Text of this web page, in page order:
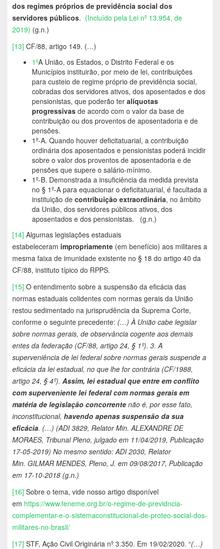
dos regimes próprios de previdência social dos
servidores públicos. (Incluído pela Lei nº 13.954, de
2019) (g.n.)
[13] CF/88, artigo 149. (…)
1ºA União, os Estados, o Distrito Federal e os
Municípios instituirão, por meio de lei, contribuições
para custeio de regime próprio de previdência social,
cobradas dos servidores ativos, dos aposentados e dos
pensionistas, que poderão ter alíquotas
progressivas de acordo com o valor da base de
contribuição ou dos proventos de aposentadoria e de
pensões.
1º-A. Quando houver deficitatuarial, a contribuição
ordinária dos aposentados e pensionistas poderá incidir
sobre o valor dos proventos de aposentadoria e de
pensões que supere o salário-mínimo.
1º-B. Demonstrada a insuficiência da medida prevista
no § 1º-A para equacionar o deficitatuarial, é facultada a
instituição de contribuição extraordinária, no âmbito
da União, dos servidores públicos ativos, dos
aposentados e dos pensionistas. (g.n.)
[14] Algumas legislações estaduais
estabeleceram impropriamente (em benefício) aos militares a
mesma faixa de imunidade existente no § 18 do artigo 40 da
CF/88, instituto típico do RPPS.
[15] O entendimento sobre a suspensão da eficácia das
normas estaduais colidentes com normas gerais da União
restou sedimentado na jurisprudência da Suprema Corte,
conforme o seguinte precedente: (…) À União cabe legislar
sobre normas gerais, de observância cogente aos demais
entes da federação (CF/88, artigo 24, § 1º). 3. A
superveniência de lei federal sobre normas gerais suspende a
eficácia da lei estadual, no que lhe for contrária (CF/1988,
artigo 24, § 4º). Assim, lei estadual que entre em conflito
com superveniente lei federal com normas gerais em
matéria de legislação concorrente não é, por esse fato,
inconstitucional, havendo apenas suspensão da sua
eficácia. (…) (ADI 3829, Relator Min. ALEXANDRE DE
MORAES, Tribunal Pleno, julgado em 11/04/2019, Publicação
17-05-2019) No mesmo sentido: ADI 2030, Relator
Min. GILMAR MENDES, Pleno, J. em 09/08/2017, Publicação
em 17-10-2018 (g.n.)
[16] Sobre o tema, vide nosso artigo disponível
em https://www.feneme.org.br/o-regime-de-previdncia-
complementar-e-o-sistemaconstitucional-de-proteo-social-dos-
militares-no-brasil/
[17] STF, Ação Civil Originária nº 3.350. Em 19/02/2020. “(…)